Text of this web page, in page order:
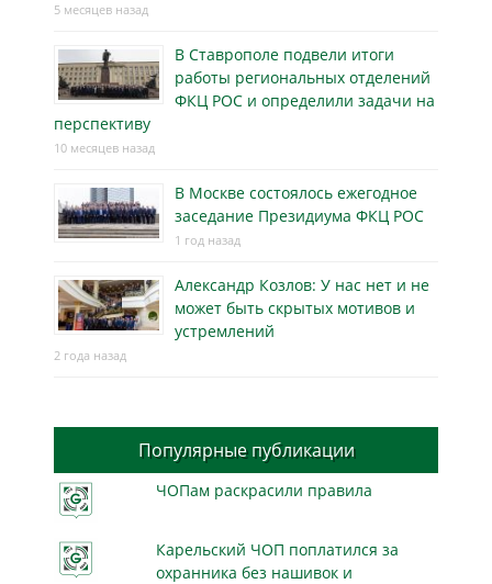
5 месяцев назад
В Ставрополе подвели итоги
работы региональных отделений
ФКЦ РОС и определили задачи на
перспективу
10 месяцев назад
В Москве состоялось ежегодное
заседание Президиума ФКЦ РОС
1 год назад
Александр Козлов: У нас нет и не
может быть скрытых мотивов и
устремлений
2 года назад
Популярные публикации
ЧОПам раскрасили правила
Карельский ЧОП поплатился за
охранника без нашивок и